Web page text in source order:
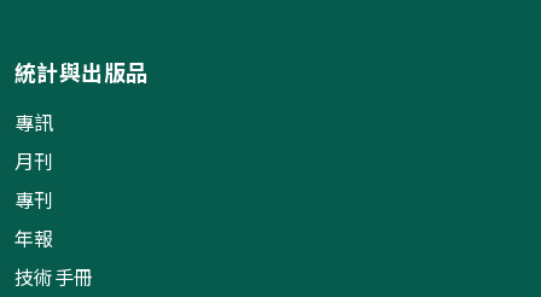
統計與出版品
專訊
月刊
專刊
年報
技術手冊